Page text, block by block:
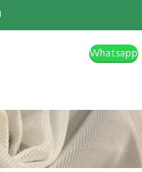
Whatsapp